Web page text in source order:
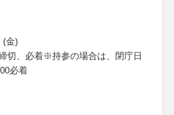
(金)
切、必着※持参の場合は、閉庁日
必着